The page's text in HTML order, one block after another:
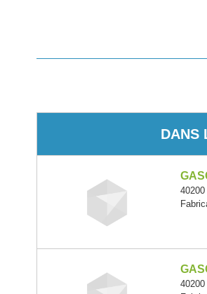
DANS